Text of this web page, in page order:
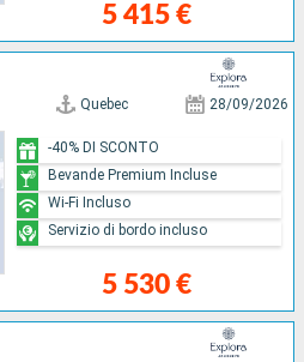
5 415 €
Quebec 28/09/2026
5 530 €
-40% DI SCONTO
Bevande Premium Incluse
Wi-Fi Incluso
Servizio di bordo incluso